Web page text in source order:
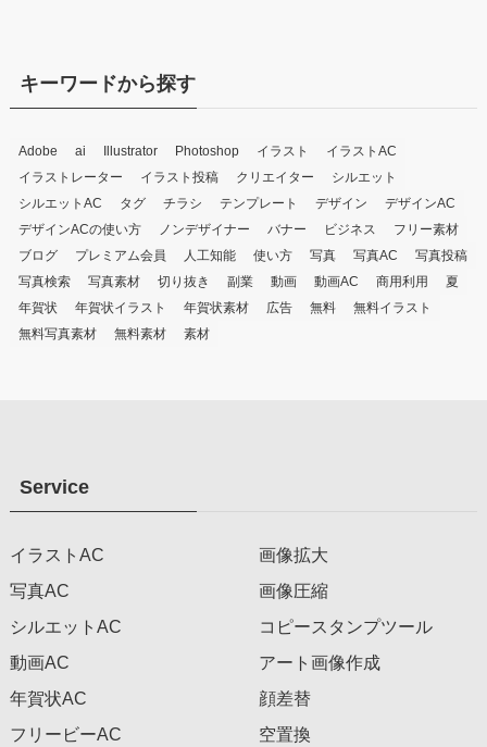
キーワードから探す
Adobe ai Illustrator Photoshop イラスト
イラストAC
イラストレーター
イラスト投稿 クリエイター
シルエット
シルエットAC
タグ チラシ テンプレート デザイン
デザインAC
デザインACの使い方
ノンデザイナー バナー ビジネス
フリー素材
ブログ
プレミアム会員 人工知能 使い方 写真 写真AC
写真投稿
写真検索
写真素材 切り抜き 副業 動画 動画AC 商用利用
夏
年賀状
年賀状イラスト 年賀状素材 広告 無料
無料イラスト
無料写真素材
無料素材 素材
Service
イラストAC
写真AC
シルエットAC
動画AC
年賀状AC
フリービーAC
画像拡大
画像圧縮
コピースタンプツール
アート画像作成
顔差替
空置換